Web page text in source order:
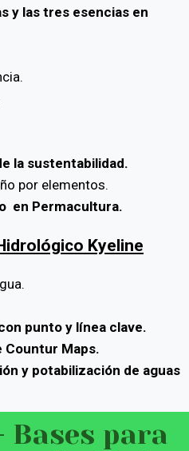
y las tres esencias en
la sustentabilidad.
por elementos.
en Permacultura.
Kyeline
punto y línea clave.
Countur Maps.
y potabilización de aguas
Bases para